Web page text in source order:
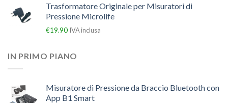
Trasformatore Originale per Misuratori di
Pressione Microlife
€19.90 IVA inclusa
IN PRIMO PIANO
Misuratore di Pressione da Braccio Bluetooth con
App B1 Smart